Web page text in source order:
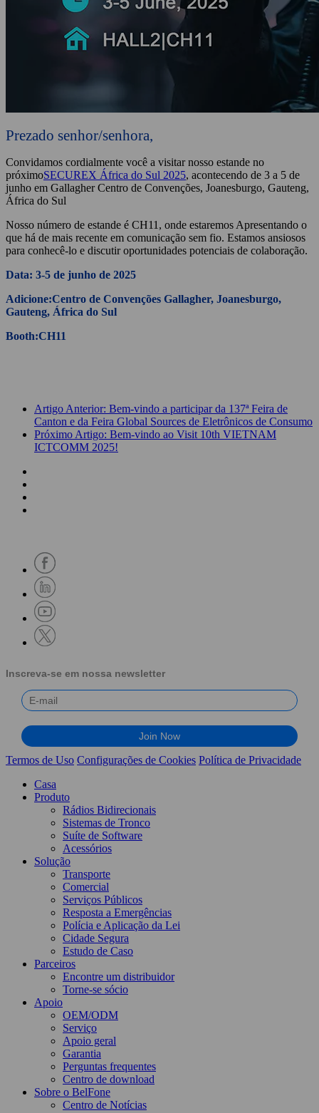
Prezado senhor/senhora,
Convidamos cordialmente você a visitar nosso estande no
próximoSECUREX África do Sul 2025, acontecendo de 3 a 5 de
junho em Gallagher Centro de Convenções, Joanesburgo, Gauteng,
África do Sul
Nosso número de estande é CH11, onde estaremos Apresentando o
que há de mais recente em comunicação sem fio. Estamos ansiosos
para conhecê-lo e discutir oportunidades potenciais de colaboração.
Data: 3-5 de junho de 2025
Adicione:Centro de Convenções Gallagher, Joanesburgo,
Gauteng, África do Sul
Booth:CH11
Artigo Anterior: Bem-vindo a participar da 137ª Feira de
Canton e da Feira Global Sources de Eletrônicos de Consumo
Próximo Artigo: Bem-vindo ao Visit 10th VIETNAM
ICTCOMM 2025!
Inscreva-se em nossa newsletter
Termos de Uso Configurações de Cookies Política de Privacidade
Casa
Produto
Rádios Bidirecionais
Sistemas de Tronco
Suíte de Software
Acessórios
Solução
Transporte
Comercial
Serviços Públicos
Resposta a Emergências
Polícia e Aplicação da Lei
Cidade Segura
Estudo de Caso
Parceiros
Encontre um distribuidor
Torne-se sócio
Apoio
OEM/ODM
Serviço
Apoio geral
Garantia
Perguntas frequentes
Centro de download
Sobre o BelFone
Centro de Notícias